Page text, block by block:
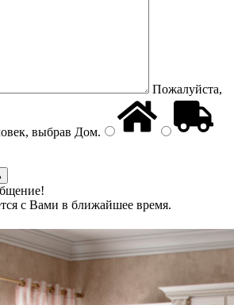
Пожалуйста,
выбрав Дом.
с Вами в ближайшее время.